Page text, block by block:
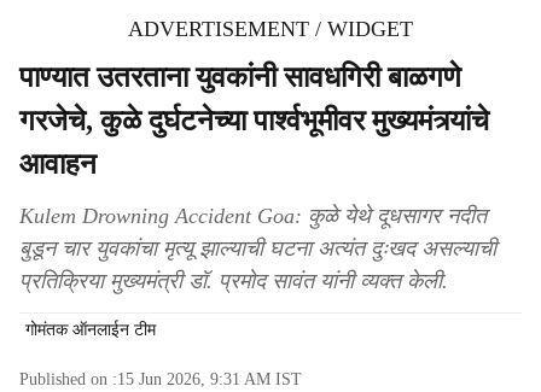
ADVERTISEMENT / WIDGET
पाण्यात उतरताना युवकांनी सावधगिरी बाळगणे
गरजेचे, कुळे दुर्घटनेच्या पार्श्वभूमीवर मुख्‍यमंत्र्यांचे
आवाहन
Kulem Drowning Accident Goa: कुळे येथे दूधसागर नदीत
बुडून चार युवकांचा मृत्यू झाल्याची घटना अत्यंत दुःखद असल्याची
प्रतिक्रिया मुख्यमंत्री डॉ. प्रमोद सावंत यांनी व्यक्त केली.
गोमंतक ऑनलाईन टीम
Published on :15 Jun 2026, 9:31 AM IST